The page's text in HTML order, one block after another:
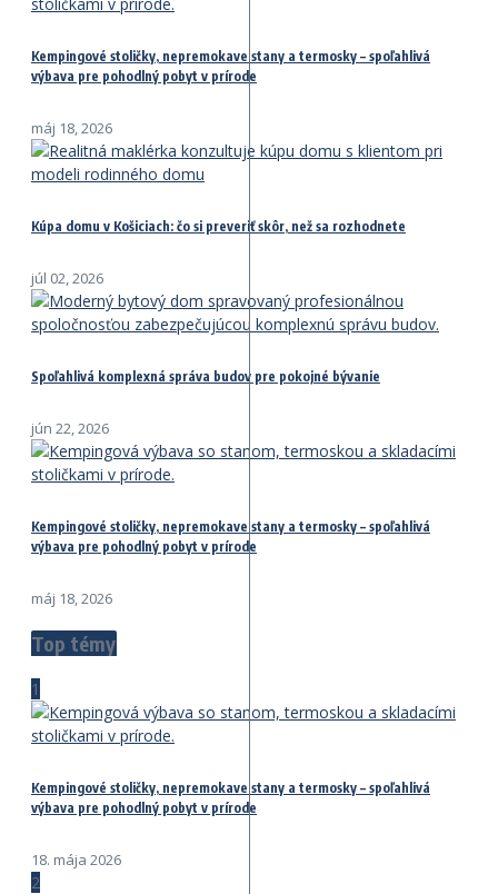
Kempingové stoličky, nepremokave stany a termosky – spoľahlivá
výbava pre pohodlný pobyt v prírode
máj 18, 2026
Kúpa domu v Košiciach: čo si preveriť skôr, než sa rozhodnete
júl 02, 2026
Spoľahlivá komplexná správa budov pre pokojné bývanie
jún 22, 2026
Kempingové stoličky, nepremokave stany a termosky – spoľahlivá
výbava pre pohodlný pobyt v prírode
máj 18, 2026
Top témy
1
Kempingové stoličky, nepremokave stany a termosky – spoľahlivá
výbava pre pohodlný pobyt v prírode
18. mája 2026
2